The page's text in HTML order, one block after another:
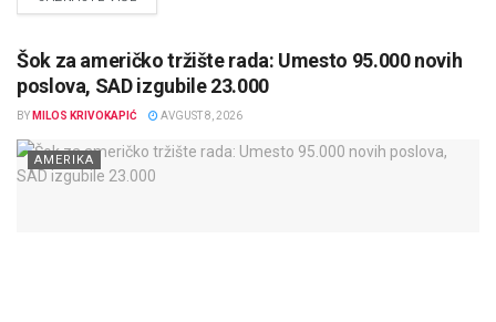
Šok za američko tržište rada: Umesto 95.000 novih
poslova, SAD izgubile 23.000
BY MILOS KRIVOKAPIĆ AVGUST 8, 2026
AMERIKA